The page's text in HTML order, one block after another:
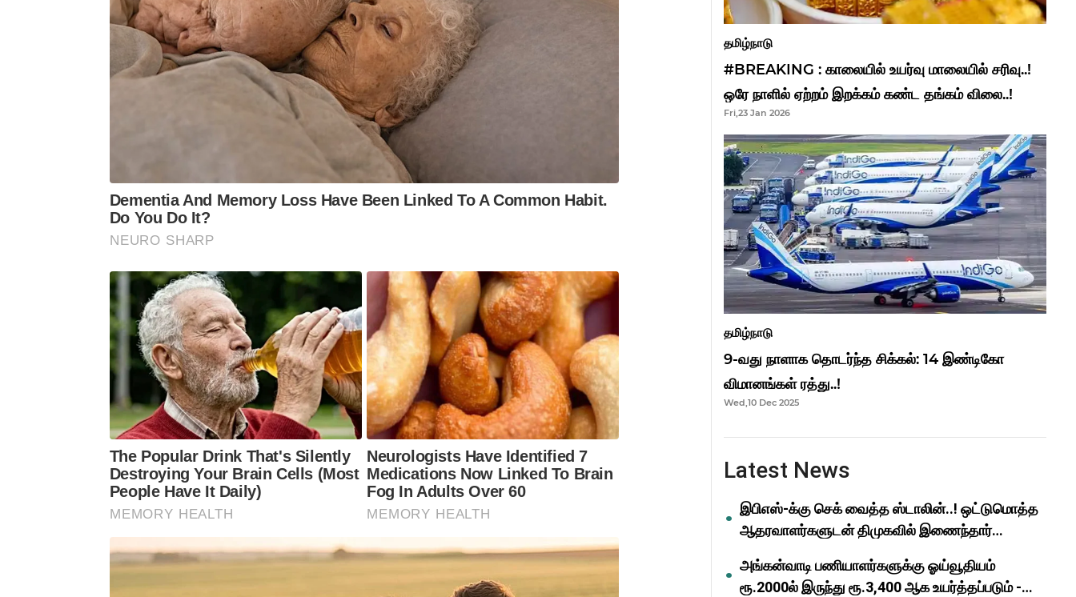
தமிழ்நாடு
#BREAKING : காலையில் உயர்வு மாலையில் சரிவு..!
ஒரே நாளில் ஏற்றம் இறக்கம் கண்ட தங்கம் விலை..!
Fri,23 Jan 2026
தமிழ்நாடு
9-வது நாளாக தொடர்ந்த சிக்கல்: 14 இண்டிகோ
விமானங்கள் ரத்து..!
Wed,10 Dec 2025
Latest News
இபிஎஸ்-க்கு செக் வைத்த ஸ்டாலின்..! ஒட்டுமொத்த
ஆதரவாளர்களுடன் திமுகவில் இணைந்தார்
அங்கன்வாடி பணியாளர்களுக்கு ஓய்வூதியம்
ரூ.2000ல் இருந்து ரூ.3,400 ஆக உயர்த்தப்படும் -